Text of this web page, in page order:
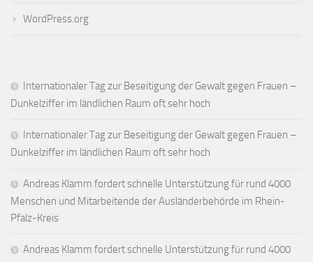
WordPress.org
Internationaler Tag zur Beseitigung der Gewalt gegen Frauen –
Dunkelziffer im ländlichen Raum oft sehr hoch
Internationaler Tag zur Beseitigung der Gewalt gegen Frauen –
Dunkelziffer im ländlichen Raum oft sehr hoch
Andreas Klamm fordert schnelle Unterstützung für rund 4000
Menschen und Mitarbeitende der Ausländerbehörde im Rhein-
Pfalz-Kreis
Andreas Klamm fordert schnelle Unterstützung für rund 4000